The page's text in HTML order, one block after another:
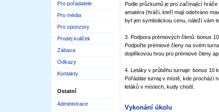
Pro pořadatele
Pro média
Pro sponzory
Prodej kuliček
Zábava
Odkazy
Kontakty
Ostatní
Administrace
Podle průzkumů je pro začínající
amatéra (hráči, kteří mají odehráno
byť jen symbolickou cenu, náleží vám
3. Podpora prémiových členů: bonus
Podpořte prémiové členy na svém
doplňkovou hrou pro prémiové členy
4. Letáky v průběhu turnaje: bonus 10
Pořádáte turnaj v místě, kde prochází
letáků v místech, kudy chodí.
Vykonání úkolu